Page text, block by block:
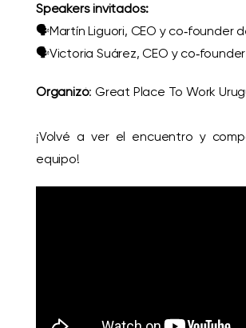
Speakers invitados:
🗣️Martín Liguori, CEO y co‑founder
🗣️Victoria Suárez, CEO y
Organizó: Great Place To Work
¡Volvé a ver el encuentro y
equipo!